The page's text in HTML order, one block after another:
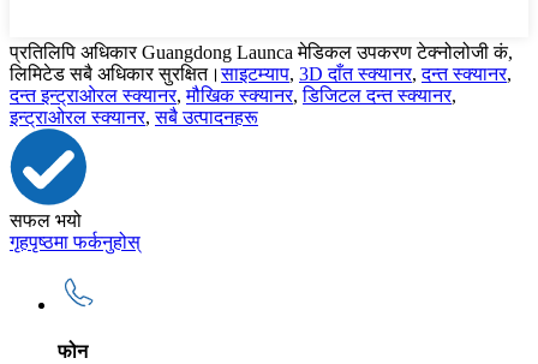
प्रतिलिपि अधिकार Guangdong Launca मेडिकल उपकरण टेक्नोलोजी कं,
लिमिटेड सबै अधिकार सुरक्षित।साइटम्याप, 3D दाँत स्क्यानर,दन्त स्क्यानर,
दन्त इन्ट्राओरल स्क्यानर,मौखिक स्क्यानर,डिजिटल दन्त स्क्यानर,
इन्ट्राओरल स्क्यानर,सबै उत्पादनहरू
सफल भयो
गृहपृष्ठमा फर्कनुहोस्
फोन